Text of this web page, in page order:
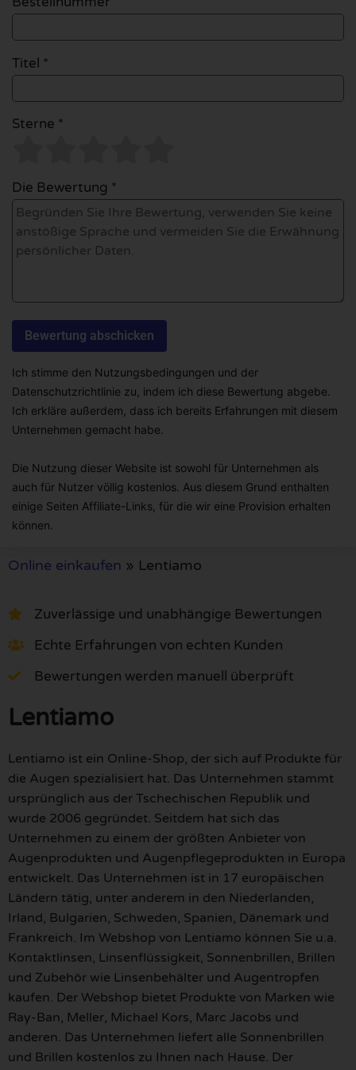
Titel *
Sterne *
Die Bewertung *
Ich stimme den Nutzungsbedingungen und der
Datenschutzrichtlinie zu, indem ich diese Bewertung abgebe.
Ich erkläre außerdem, dass ich bereits Erfahrungen mit diesem
Unternehmen gemacht habe.
Die Nutzung dieser Website ist sowohl für Unternehmen als
auch für Nutzer völlig kostenlos. Aus diesem Grund enthalten
einige Seiten Affiliate-Links, für die wir eine Provision erhalten
können.
Online einkaufen » Lentiamo
Zuverlässige und unabhängige Bewertungen
Echte Erfahrungen von echten Kunden
Bewertungen werden manuell überprüft
Lentiamo
Lentiamo ist ein Online-Shop, der sich auf Produkte für
die Augen spezialisiert hat. Das Unternehmen stammt
ursprünglich aus der Tschechischen Republik und
wurde 2006 gegründet. Seitdem hat sich das
Unternehmen zu einem der größten Anbieter von
Augenprodukten und Augenpflegeprodukten in Europa
entwickelt. Das Unternehmen ist in 17 europäischen
Ländern tätig, unter anderem in den Niederlanden,
Irland, Bulgarien, Schweden, Spanien, Dänemark und
Frankreich. Im Webshop von Lentiamo können Sie u.a.
Kontaktlinsen, Linsenflüssigkeit, Sonnenbrillen, Brillen
und Zubehör wie Linsenbehälter und Augentropfen
kaufen. Der Webshop bietet Produkte von Marken wie
Ray-Ban, Meller, Michael Kors, Marc Jacobs und
anderen. Das Unternehmen liefert alle Sonnenbrillen
und Brillen kostenlos zu Ihnen nach Hause. Der